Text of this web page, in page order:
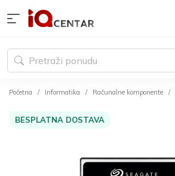
Početna Informatika Računalne komponente
BESPLATNA DOSTAVA